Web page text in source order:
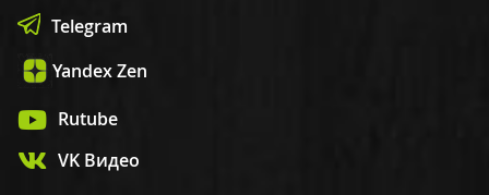
Telegram
Yandex Zen
Rutube
VK Видео